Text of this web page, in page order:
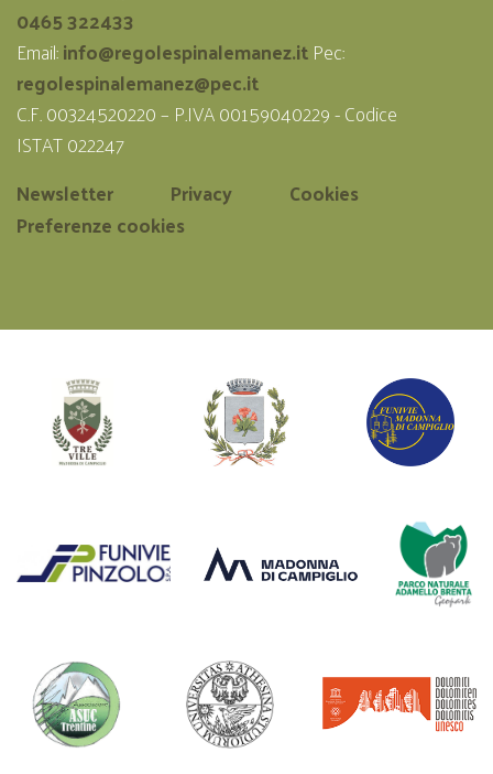
0465 322433
Email:info@regolespinalemanez.itPec:
regolespinalemanez@pec.it
C.F. 00324520220 – P.IVA 00159040229 - Codice
ISTAT 022247
Newsletter
Privacy
Cookies
Preferenze cookies